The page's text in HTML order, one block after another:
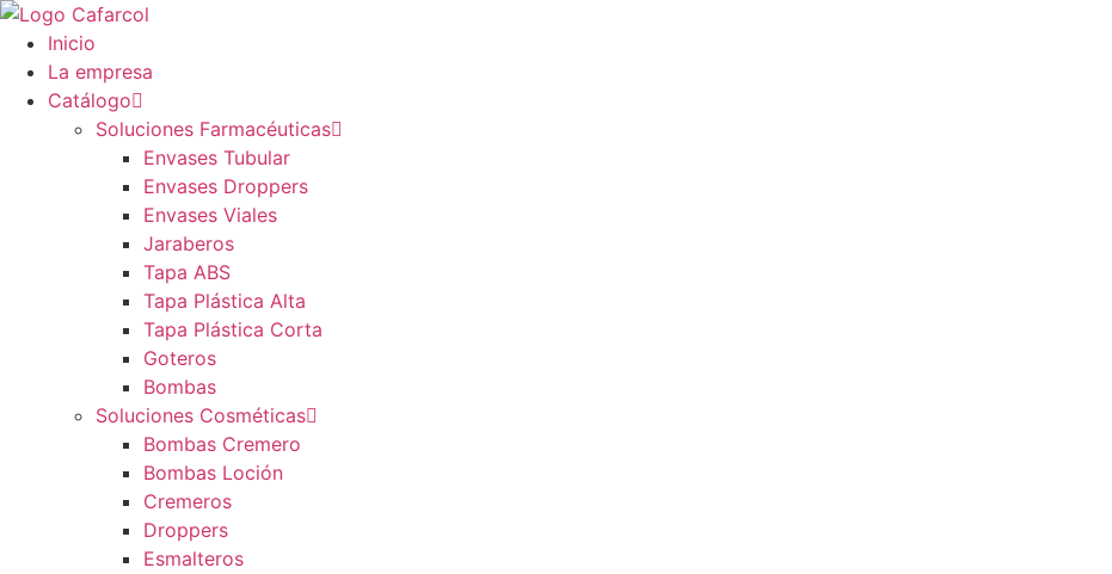
Saltar
contenido
Inicio
La empresa
Catálogo
Soluciones Farmacéuticas
Envases Tubular
Envases Droppers
Envases Viales
Jaraberos
Tapa ABS
Tapa Plástica Alta
Tapa Plástica Corta
Goteros
Bombas
Soluciones Cosméticas
Bombas Cremero
Bombas Loción
Cremeros
Droppers
Esmalteros